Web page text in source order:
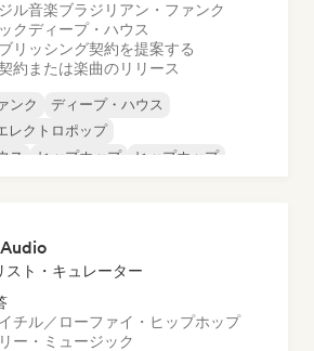
ル音楽ブラジリアン・ファンク
クディープ・ハウス
リッシング契約を提案する
約または楽曲のリリース
ンク
ディープ・ハウス
レクトロポップ
ス
ヒップホップ
ヒップホップ
スト・キュレーター
チル／ローファイ・ヒップホップ
ー・ミュージック